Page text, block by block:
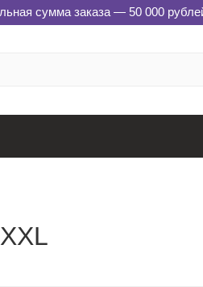
сумма заказа — 50 000